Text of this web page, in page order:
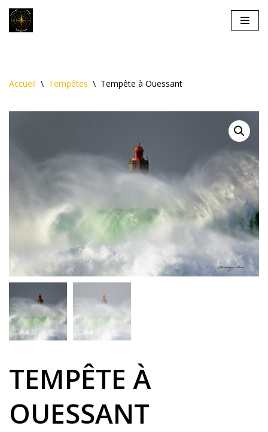
Aller
Accueil \ Tempêtes \ Tempête à Ouessant
TEMPÊTE À
OUESSANT